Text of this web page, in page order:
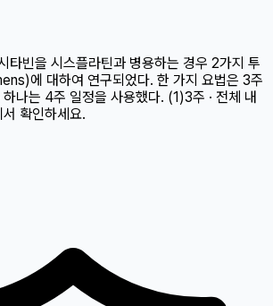
타빈을 시스플라틴과 병용하는 경우 2가지 투
에 대하여 연구되었다. 한 가지 요법은 3주
나는 4주 일정을 사용했다. (1)3주 · 전체 내
확인하세요.